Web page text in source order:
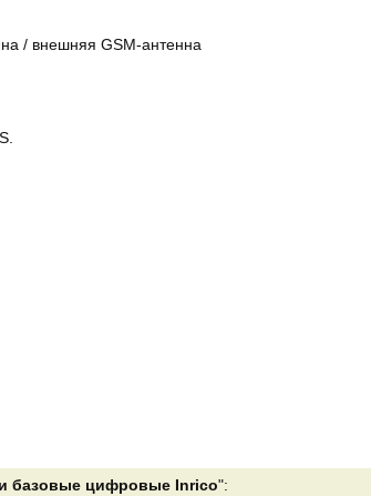
/ внешняя GSM-антенна
базовые цифровые Inrico":